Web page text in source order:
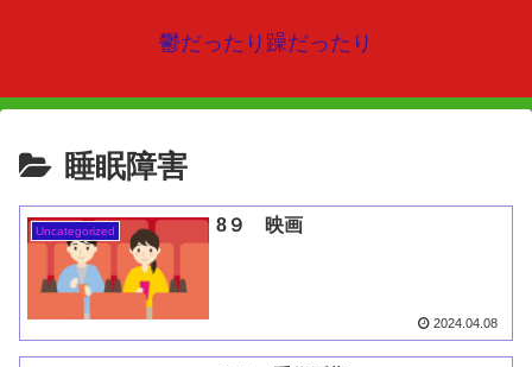
鬱だったり躁だったり
睡眠障害
Uncategorized 8９ 映画
2024.04.08